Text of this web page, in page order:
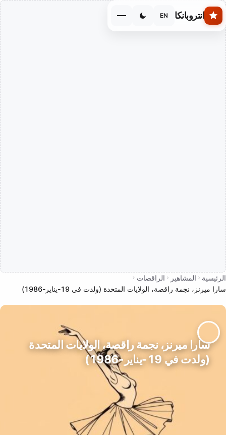
Skip to main content
انتروبانكا EN
الرئيسية المشاهير
الراقصات
سارا ميرنز، نجمة راقصة، الولايات المتحدة (ولدت في 19-يناير-1986)
سارا ميرنز، نجمة راقصة، الولايات المتحدة
(ولدت في 19-يناير-1986)